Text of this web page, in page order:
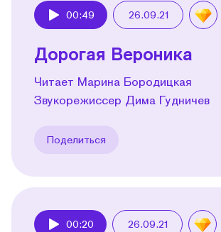
00:49 26.09.21
Дорогая Вероника
Читает Марина Бородицкая
Звукорежиссер Дима Гудничев
Поделиться
00:20 26.09.21